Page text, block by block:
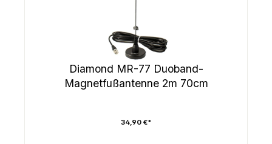
Diamond MR-77 Duoband-
Magnetfußantenne 2m 70cm
34,90 €*